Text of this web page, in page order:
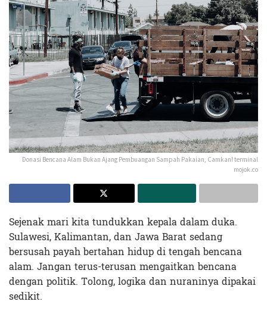
Donasi Bencana Alam Bukan Ajang Pembuangan Sampah Pakaian, Camkan! terminal
mojok.co
Sejenak mari kita tundukkan kepala dalam duka.
Sulawesi, Kalimantan, dan Jawa Barat sedang
bersusah payah bertahan hidup di tengah bencana
alam. Jangan terus-terusan mengaitkan bencana
dengan politik. Tolong, logika dan nuraninya dipakai
sedikit.